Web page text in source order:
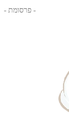
- פרסומת -